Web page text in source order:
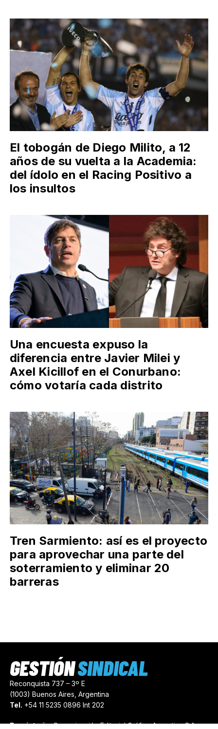
El tobogán de Diego Milito, a 12
años de su vuelta a la Academia:
del ídolo en el Racing Positivo a
los insultos
Una encuesta expuso la
diferencia entre Javier Milei y
Axel Kicillof en el Conurbano:
cómo votaría cada distrito
Tren Sarmiento: así es el proyecto
para aprovechar una parte del
soterramiento y eliminar 20
barreras
Reconquista 737 – 3º E
(1003) Buenos Aires, Argentina
Tel. +54 11 5235 0896 Int 202
Propietario:Comunicación Editorial Gráfica Argentina S.A.
GESTIÓNSINDICAL